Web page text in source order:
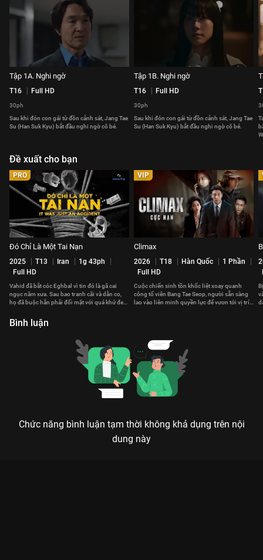
Tập 1A. Nghi ngờ
T16 Full HD
30ph
Sau khi đón con gái từ đồn cảnh sát, Jang Tae
Su (Han Suk Kyu) bắt đầu nghi ngờ cô bé.
Tập 1B. Nghi ngờ
T16 Full HD
30ph
Sau khi đón con gái từ đồn cảnh sát, Jang Tae
Su (Han Suk Kyu) bắt đầu nghi ngờ cô bé.
Đề xuất cho bạn
PRO
Đó Chỉ Là Một Tai Nạn
2025 T13 Iran
1g 43ph
Full HD
Vahid đã bắt cóc Eghbal vì tin đó là gã cai
ngục năm xưa. Sau bao tranh cãi và dằn co,
họ đã buộc hắn phải đối mặt với quá khứ đen
VIP
Climax
2026 T18 Hàn Quốc
1 Phần
Full HD
Cuộc chiến sinh tồn khốc liệt xoay quanh
công tố viên Bang Tae Seop, người sẵn sàng
lao vào liên minh quyền lực để vươn tới vị trí
Bình luận
Chức năng bình luận tạm thời không khả dụng trên nội
dung này